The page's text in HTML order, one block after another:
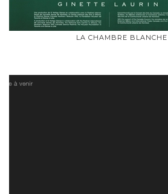
LA CHAMBRE BLANCHE